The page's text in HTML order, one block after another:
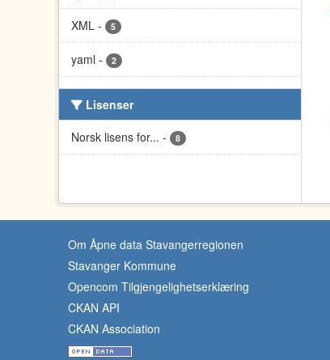
XML - 5
yaml - 2
Lisenser
Norsk lisens for... - 8
Om Åpne data Stavangerregionen
Stavanger Kommune
Opencom Tilgjengelighetserklæring
CKAN API
CKAN Association